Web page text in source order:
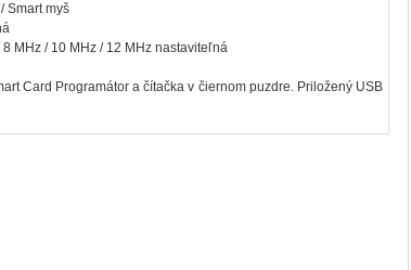
Smart myš
MHz / 10 MHz / 12 MHz nastaviteľná
Card Programátor a čítačka v čiernom puzdre. Priložený USB